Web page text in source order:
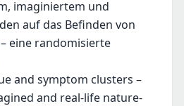
imaginiertem und
auf das Befinden von
eine randomisierte
and symptom clusters –
and real-life nature-